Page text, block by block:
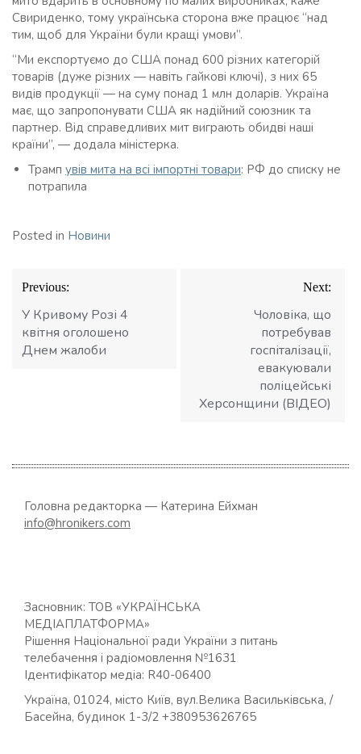
Свириденко, тому українська сторона вже працює “над
тим, щоб для України були кращі умови”.
“Ми експортуємо до США понад 600 різних категорій
товарів (дуже різних — навіть гайкові ключі), з них 65
видів продукції — на суму понад 1 млн доларів. Україна
має, що запропонувати США як надійний союзник та
партнер. Від справедливих мит виграють обидві наші
країни”, — додала міністерка.
Трамп увів мита на всі імпортні товари: РФ до списку не
потрапила
Posted in Новини
Навігація
записів
Previous:
У Кривому Розі 4
квітня оголошено
Днем жалоби
Next:
Чоловіка, що
потребував
госпіталізації,
евакуювали
поліцейські
Херсонщини (ВІДЕО)
Головна редакторка — Катерина Ейхман
info@hronikers.com
Засновник: ТОВ «УКРАЇНСЬКА
МЕДІАПЛАТФОРМА»
Рішення Національної ради України з питань
телебачення і радіомовлення №1631
Ідентифікатор медіа: R40-06400
Україна, 01024, місто Київ, вул.Велика Васильківська, /
Басейна, будинок 1-3/2 +380953626765